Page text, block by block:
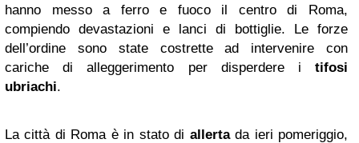
hanno messo a ferro e fuoco il centro di Roma,
compiendo devastazioni e lanci di bottiglie. Le forze
dell’ordine sono state costrette ad intervenire con
cariche di alleggerimento per disperdere i tifosi
ubriachi.
La città di Roma è in stato di allertada ieri pomeriggio,